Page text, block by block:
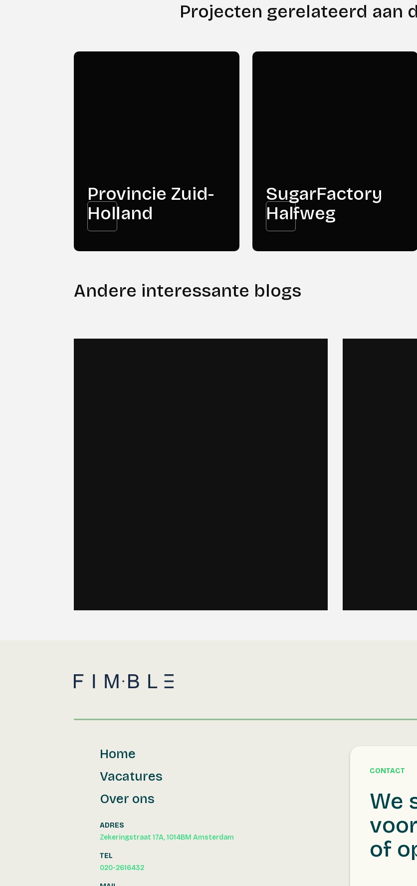
Projecten gerelateerd aan
Provincie Zuid-
Holland
SugarFactory
Halfweg
Andere interessante blogs
Home
Vacatures
Over ons
ADRES
Zekeringstraat 17A, 1014BM Amsterdam
TEL
020-2616432
CONTACT
We
of